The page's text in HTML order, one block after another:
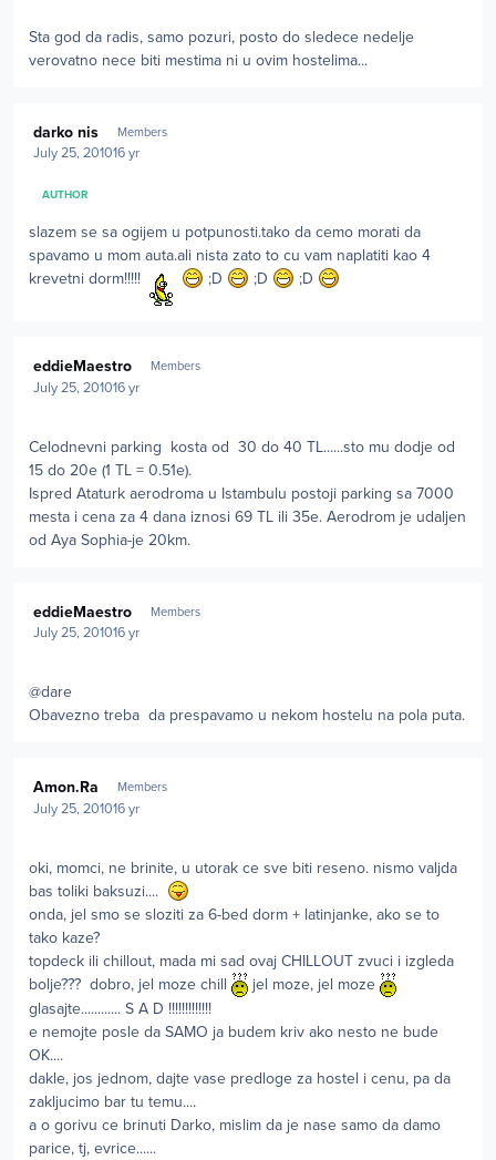
Sta god da radis, samo pozuri, posto do sledece nedelje
verovatno nece biti mestima ni u ovim hostelima...
darko nis Members
July 25, 201016 yr
AUTHOR
slazem se sa ogijem u potpunosti.tako da cemo morati da
spavamo u mom auta.ali nista zato to cu vam naplatiti kao 4
krevetni dorm!!!!!
;D ;D ;D
eddieMaestro Members
July 25, 201016 yr
Celodnevni parking kosta od 30 do 40 TL......sto mu dodje od
15 do 20e (1 TL = 0.51e).
Ispred Ataturk aerodroma u Istambulu postoji parking sa 7000
mesta i cena za 4 dana iznosi 69 TL ili 35e. Aerodrom je udaljen
od Aya Sophia-je 20km.
eddieMaestro Members
July 25, 201016 yr
@dare
Obavezno treba da prespavamo u nekom hostelu na pola puta.
Amon.Ra Members
July 25, 201016 yr
oki, momci, ne brinite, u utorak ce sve biti reseno. nismo valjda
bas toliki baksuzi....
onda, jel smo se sloziti za 6-bed dorm + latinjanke, ako se to
tako kaze?
topdeck ili chillout, mada mi sad ovaj CHILLOUT zvuci i izgleda
bolje??? dobro, jel moze chill
jel moze, jel moze
glasajte............ S A D !!!!!!!!!!!!!
e nemojte posle da SAMO ja budem kriv ako nesto ne bude
OK....
dakle, jos jednom, dajte vase predloge za hostel i cenu, pa da
zakljucimo bar tu temu....
a o gorivu ce brinuti Darko, mislim da je nase samo da damo
parice, tj, evrice......